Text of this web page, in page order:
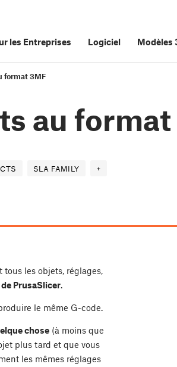
les Entreprises Logiciel Modèles
format 3MF
au format
SLA FAMILY +
les objets, réglages,
PrusaSlicer.
le même G-code.
chose (à moins que
plus tard et que vous
les mêmes réglages